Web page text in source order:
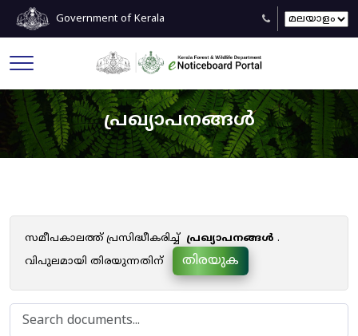
Government of Kerala
പ്രഖ്യാപനങ്ങൾ
സമീപകാലത്ത് പ്രസിദ്ധീകരിച്ച് പ്രഖ്യാപനങ്ങൾ .
വിപുലമായി തിരയുന്നതിന്
തിരയുക